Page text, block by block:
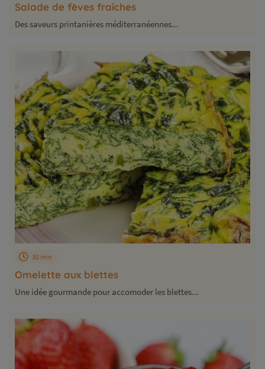
Salade de fèves fraîches
Des saveurs printanières méditerranéennes...
Omelette aux blettes
30 min
Une idée gourmande pour accomoder les blettes...